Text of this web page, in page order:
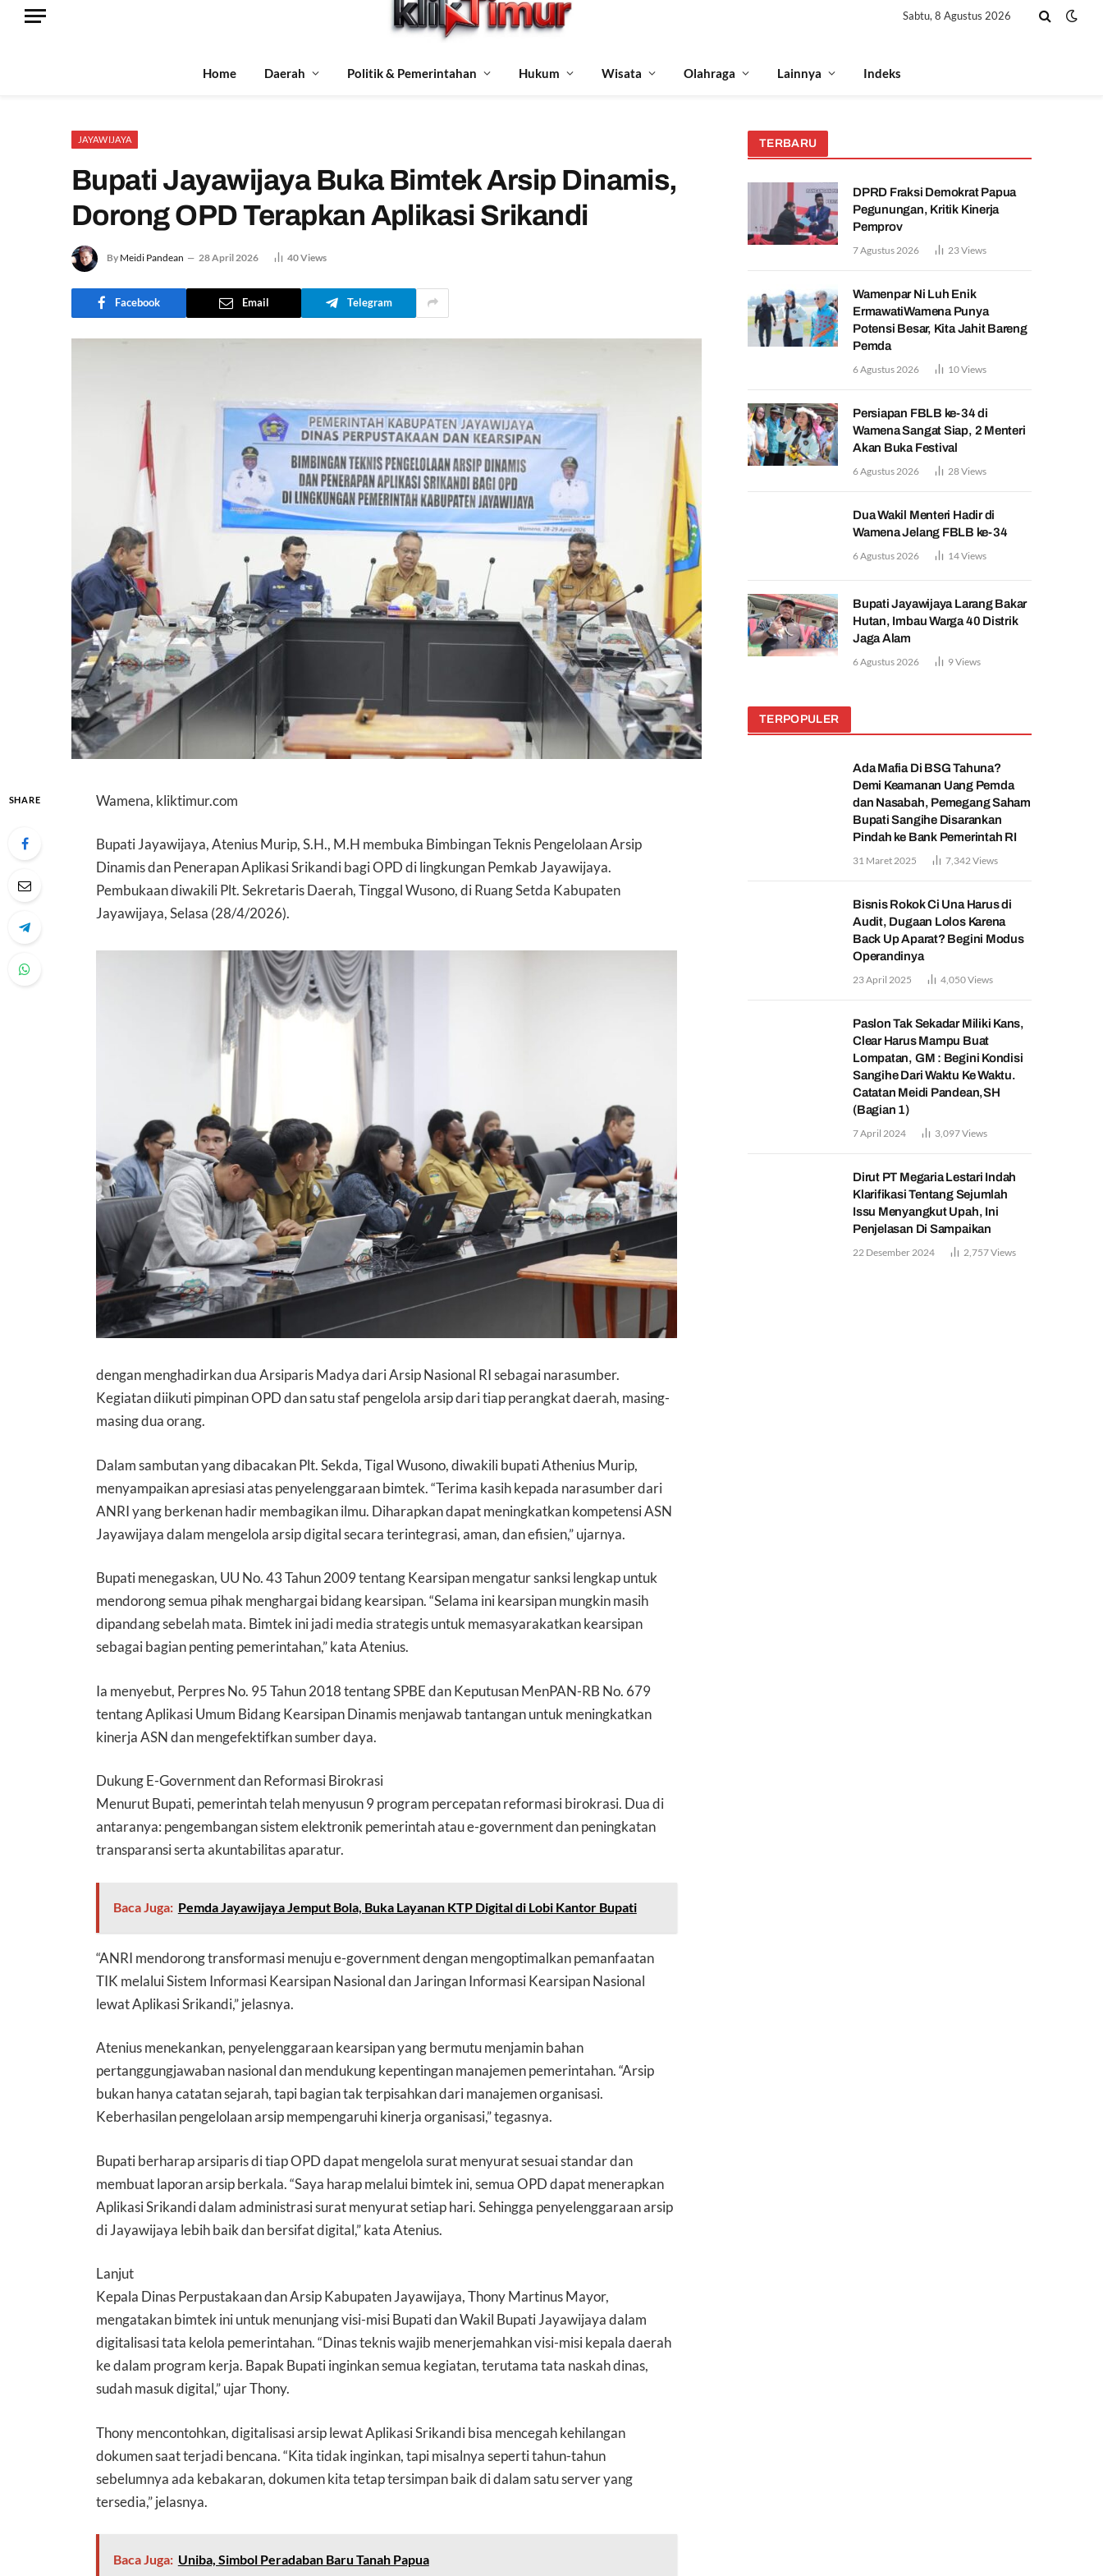
Sabtu, 8 Agustus 2026
Home Daerah Politik & Pemerintahan Hukum Wisata Olahraga Lainnya Indeks
JAYAWIJAYA
Bupati Jayawijaya Buka Bimtek Arsip Dinamis,
Dorong OPD Terapkan Aplikasi Srikandi
By Meidi Pandean 28 April 2026 40Views
Facebook Email Telegram
SHARE Wamena, kliktimur.com
Bupati Jayawijaya, Atenius Murip, S.H., M.H membuka Bimbingan Teknis Pengelolaan Arsip
Dinamis dan Penerapan Aplikasi Srikandi bagi OPD di lingkungan Pemkab Jayawijaya.
Pembukaan diwakili Plt. Sekretaris Daerah, Tinggal Wusono, di Ruang Setda Kabupaten
Jayawijaya, Selasa (28/4/2026).
dengan menghadirkan dua Arsiparis Madya dari Arsip Nasional RI sebagai narasumber.
Kegiatan diikuti pimpinan OPD dan satu staf pengelola arsip dari tiap perangkat daerah, masing-
masing dua orang.
Dalam sambutan yang dibacakan Plt. Sekda, Tigal Wusono, diwakili bupati Athenius Murip,
menyampaikan apresiasi atas penyelenggaraan bimtek. “Terima kasih kepada narasumber dari
ANRI yang berkenan hadir membagikan ilmu. Diharapkan dapat meningkatkan kompetensi ASN
Jayawijaya dalam mengelola arsip digital secara terintegrasi, aman, dan efisien,” ujarnya.
Bupati menegaskan, UU No. 43 Tahun 2009 tentang Kearsipan mengatur sanksi lengkap untuk
mendorong semua pihak menghargai bidang kearsipan. “Selama ini kearsipan mungkin masih
dipandang sebelah mata. Bimtek ini jadi media strategis untuk memasyarakatkan kearsipan
sebagai bagian penting pemerintahan,” kata Atenius.
Ia menyebut, Perpres No. 95 Tahun 2018 tentang SPBE dan Keputusan MenPAN-RB No. 679
tentang Aplikasi Umum Bidang Kearsipan Dinamis menjawab tantangan untuk meningkatkan
kinerja ASN dan mengefektifkan sumber daya.
Dukung E-Government dan Reformasi Birokrasi
Menurut Bupati, pemerintah telah menyusun 9 program percepatan reformasi birokrasi. Dua di
antaranya: pengembangan sistem elektronik pemerintah atau e-government dan peningkatan
transparansi serta akuntabilitas aparatur.
Baca Juga: Pemda Jayawijaya Jemput Bola, Buka Layanan KTP Digital di Lobi Kantor Bupati
“ANRI mendorong transformasi menuju e-government dengan mengoptimalkan pemanfaatan
TIK melalui Sistem Informasi Kearsipan Nasional dan Jaringan Informasi Kearsipan Nasional
lewat Aplikasi Srikandi,” jelasnya.
Atenius menekankan, penyelenggaraan kearsipan yang bermutu menjamin bahan
pertanggungjawaban nasional dan mendukung kepentingan manajemen pemerintahan. “Arsip
bukan hanya catatan sejarah, tapi bagian tak terpisahkan dari manajemen organisasi.
Keberhasilan pengelolaan arsip mempengaruhi kinerja organisasi,” tegasnya.
Bupati berharap arsiparis di tiap OPD dapat mengelola surat menyurat sesuai standar dan
membuat laporan arsip berkala. “Saya harap melalui bimtek ini, semua OPD dapat menerapkan
Aplikasi Srikandi dalam administrasi surat menyurat setiap hari. Sehingga penyelenggaraan arsip
di Jayawijaya lebih baik dan bersifat digital,” kata Atenius.
Lanjut
Kepala Dinas Perpustakaan dan Arsip Kabupaten Jayawijaya, Thony Martinus Mayor,
mengatakan bimtek ini untuk menunjang visi-misi Bupati dan Wakil Bupati Jayawijaya dalam
digitalisasi tata kelola pemerintahan. “Dinas teknis wajib menerjemahkan visi-misi kepala daerah
ke dalam program kerja. Bapak Bupati inginkan semua kegiatan, terutama tata naskah dinas,
sudah masuk digital,” ujar Thony.
Thony mencontohkan, digitalisasi arsip lewat Aplikasi Srikandi bisa mencegah kehilangan
dokumen saat terjadi bencana. “Kita tidak inginkan, tapi misalnya seperti tahun-tahun
sebelumnya ada kebakaran, dokumen kita tetap tersimpan baik di dalam satu server yang
tersedia,” jelasnya.
Baca Juga: Uniba, Simbol Peradaban Baru Tanah Papua
TERBARU
DPRD Fraksi Demokrat Papua
Pegunungan, Kritik Kinerja
Pemprov
7 Agustus 2026 23Views
Wamenpar Ni Luh Enik
ErmawatiWamena Punya
Potensi Besar, Kita Jahit Bareng
Pemda
6 Agustus 2026 10Views
Persiapan FBLB ke-34 di
Wamena Sangat Siap, 2 Menteri
Akan Buka Festival
6 Agustus 2026 28Views
Dua Wakil Menteri Hadir di
Wamena Jelang FBLB ke-34
6 Agustus 2026 14Views
Bupati Jayawijaya Larang Bakar
Hutan, Imbau Warga 40 Distrik
Jaga Alam
6 Agustus 2026 9Views
TERPOPULER
Ada Mafia Di BSG Tahuna?
Demi Keamanan Uang Pemda
dan Nasabah, Pemegang Saham
Bupati Sangihe Disarankan
Pindah ke Bank Pemerintah RI
31 Maret 2025 7,342 Views
Bisnis Rokok Ci Una Harus di
Audit, Dugaan Lolos Karena
Back Up Aparat? Begini Modus
Operandinya
23 April 2025 4,050Views
Paslon Tak Sekadar Miliki Kans,
Clear Harus Mampu Buat
Lompatan, GM : Begini Kondisi
Sangihe Dari Waktu Ke Waktu.
Catatan Meidi Pandean,SH
(Bagian 1)
7 April 2024 3,097Views
Dirut PT Megaria Lestari Indah
Klarifikasi Tentang Sejumlah
Issu Menyangkut Upah, Ini
Penjelasan Di Sampaikan
22 Desember 2024 2,757Views